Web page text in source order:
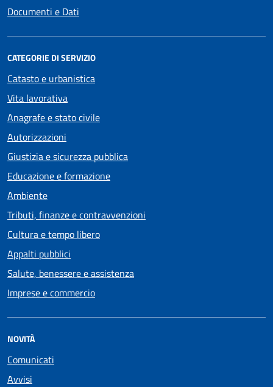
Documenti e Dati
CATEGORIE DI SERVIZIO
Catasto e urbanistica
Vita lavorativa
Anagrafe e stato civile
Autorizzazioni
Giustizia e sicurezza pubblica
Educazione e formazione
Ambiente
Tributi, finanze e contravvenzioni
Cultura e tempo libero
Appalti pubblici
Salute, benessere e assistenza
Imprese e commercio
NOVITÀ
Comunicati
Avvisi